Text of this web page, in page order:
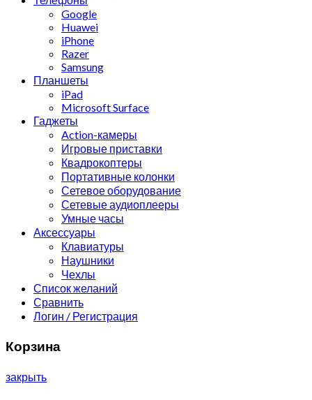
Google
Huawei
iPhone
Razer
Samsung
Планшеты
iPad
Microsoft Surface
Гаджеты
Action-камеры
Игровые приставки
Квадрокоптеры
Портативные колонки
Сетевое оборудование
Сетевые аудиоплееры
Умные часы
Аксессуары
Клавиатуры
Наушники
Чехлы
Список желаний
Сравнить
Логин / Регистрация
Корзина
закрыть